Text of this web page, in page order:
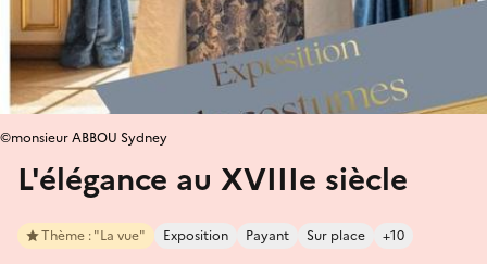
L'élégance au XVIIIe siècle
Thème : "La vue" Exposition Payant Sur place +10
©monsieur ABBOU Sydney